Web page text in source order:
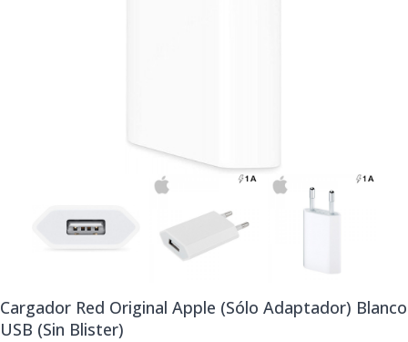
Cargador Red Original Apple (Sólo Adaptador) Blanco
USB (Sin Blister)